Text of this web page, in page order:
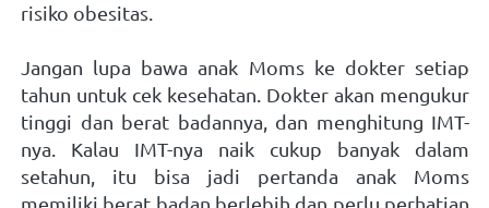
risiko obesitas.
Jangan lupa bawa anak Moms ke dokter setiap
tahun untuk cek kesehatan. Dokter akan mengukur
tinggi dan berat badannya, dan menghitung IMT-
nya. Kalau IMT-nya naik cukup banyak dalam
setahun, itu bisa jadi pertanda anak Moms
memiliki berat badan berlebih dan perlu perhatian